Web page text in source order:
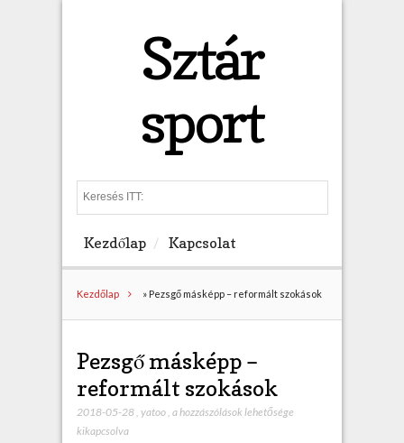
Sztár
sport
e
h
Kezdőlap Kapcsolat
Kezdőlap » Pezsgő másképp – reformált szokások
Pezsgő másképp –
reformált szokások
2018-05-28, yatoo, P
a hozzászólások lehetősége
kikapcsolva